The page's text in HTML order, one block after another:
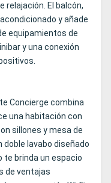
relajación. El balcón,
y añade
equipamientos de
y una conexión
Concierge combina
una habitación con
sillones y mesa de
doble lavabo diseñado
te brinda un espacio
de ventajas